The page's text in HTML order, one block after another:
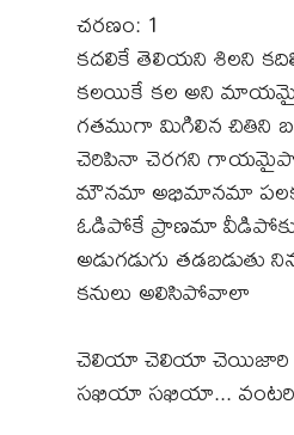
చరణం: 1
కదలికే తెలియని శిలని
కలయికే కల అని
గతముగా మిగిలిన చితిని
చెరిపినా చెరగని
మౌనమా అభిమానమా
ఓడిపోకే ప్రాణమా
అడుగడుగు తడబడుతు
కనులు అలిసిపోవాలా
చెలియా చెలియా చెయిజారి
సఖియా సఖియా...